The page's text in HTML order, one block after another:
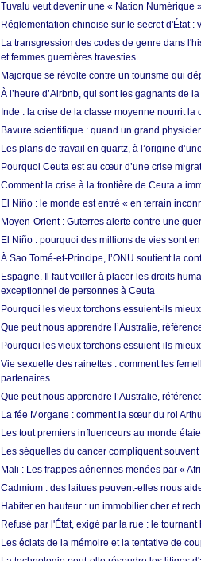
Tuvalu veut devenir une « Nation Numérique
Réglementation chinoise sur le secret d'État
La transgression des codes de genre dans
et femmes guerrières travesties
Majorque se révolte contre un tourisme qui
À l’heure d’Airbnb, qui sont les gagnants de
Inde : la crise de la classe moyenne nourrit la
Bavure scientifique : quand un grand
Les plans de travail en quartz, à l’origine
Pourquoi Ceuta est au cœur d’une crise
Comment la crise à la frontière de Ceuta a
El Niño : le monde est entré « en terrain
Moyen-Orient : Guterres alerte contre une
El Niño : pourquoi des millions de vies sont
À Sao Tomé-et-Principe, l’ONU soutient la
Espagne. Il faut veiller à placer les droits
exceptionnel de personnes à Ceuta
Pourquoi les vieux torchons essuient-ils
Que peut nous apprendre l’Australie,
Pourquoi les vieux torchons essuient-ils
Vie sexuelle des rainettes : comment les
partenaires
Que peut nous apprendre l’Australie,
La fée Morgane : comment la sœur du roi
Les tout premiers influenceurs au monde
Les séquelles du cancer compliquent
Mali : Les frappes aériennes menées par «
Cadmium : des laitues peuvent-elles nous
Habiter en hauteur : un immobilier cher et
Refusé par l'État, exigé par la rue : le
Les éclats de la mémoire et la tentative de